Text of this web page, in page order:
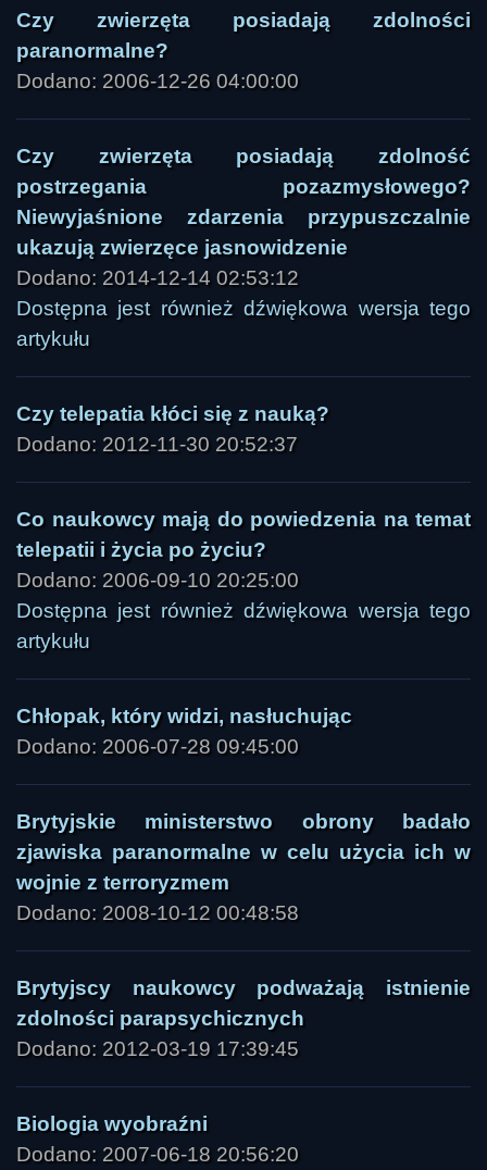
Czy zwierzęta posiadają zdolności
paranormalne?
Dodano: 2006-12-26 04:00:00
Czy zwierzęta posiadają zdolność
postrzegania pozazmysłowego?
Niewyjaśnione zdarzenia przypuszczalnie
ukazują zwierzęce jasnowidzenie
Dodano: 2014-12-14 02:53:12
Dostępna jest również dźwiękowa wersja tego
artykułu
Czy telepatia kłóci się z nauką?
Dodano: 2012-11-30 20:52:37
Co naukowcy mają do powiedzenia na temat
telepatii i życia po życiu?
Dodano: 2006-09-10 20:25:00
Dostępna jest również dźwiękowa wersja tego
artykułu
Chłopak, który widzi, nasłuchując
Dodano: 2006-07-28 09:45:00
Brytyjskie ministerstwo obrony badało
zjawiska paranormalne w celu użycia ich w
wojnie z terroryzmem
Dodano: 2008-10-12 00:48:58
Brytyjscy naukowcy podważają istnienie
zdolności parapsychicznych
Dodano: 2012-03-19 17:39:45
Biologia wyobraźni
Dodano: 2007-06-18 20:56:20